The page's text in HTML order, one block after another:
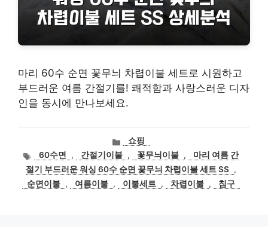
마리 60수 순면 꽃무늬 차렵이불 세트로 시원하고
부드러운 여름 간절기를! 쾌적함과 사랑스러운 디자
인을 동시에 만나보세요.
카
고
리
쇼핑
태
그
60수면 , 간절기이불 , 꽃무늬이불 ,
마리 여름 간
절기 부드러운 워싱 60수 순면 꽃무늬 차렵이불 세트 SS ,
순면이불 , 여름이불 , 이불세트 , 차렵이불 , 침구